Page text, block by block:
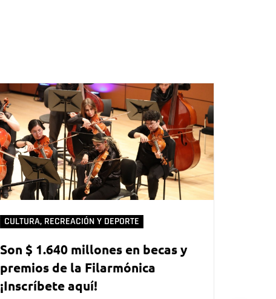
CULTURA, RECREACIÓN Y DEPORTE
Son $ 1.640 millones en becas y
premios de la Filarmónica
¡Inscríbete aquí!